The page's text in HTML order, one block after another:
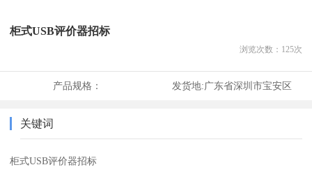
柜式USB评价器招标
浏览次数： 125次
产品规格： 发货地:广东省深圳市宝安区
关键词
柜式USB评价器招标